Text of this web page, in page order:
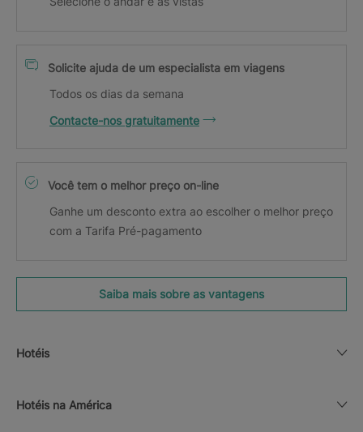
Solicite ajuda de um especialista em viagens
Todos os dias da semana
Contacte-nos gratuitamente
Você tem o melhor preço on-line
Ganhe um desconto extra ao escolher o melhor preço
com a Tarifa Pré-pagamento
Saiba mais sobre as vantagens
Hotéis
Hotéis na América